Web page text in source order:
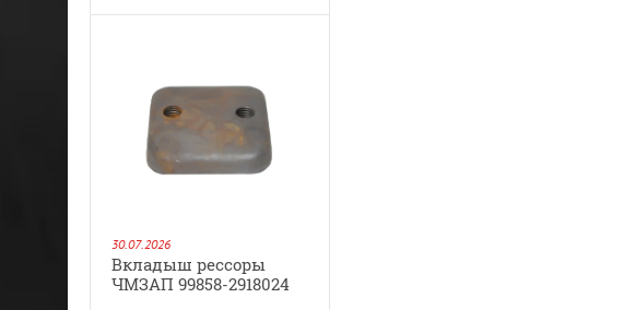
30.07.2026
Вкладыш рессоры
ЧМЗАП 99858-2918024